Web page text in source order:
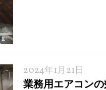
2024年1月21日
業務用エアコン